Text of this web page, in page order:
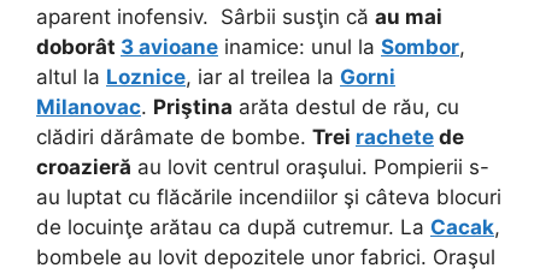
aparent inofensiv. Sârbii susţin că au mai
doborât 3 avioane inamice: unul la Sombor,
altul la Loznice, iar al treilea la Gorni
Milanovac. Priştina arăta destul de rău, cu
clădiri dărâmate de bombe. Trei rachete de
croazieră au lovit centrul oraşului. Pompierii s-
au luptat cu flăcările incendiilor şi câteva blocuri
de locuinţe arătau ca după cutremur. La Cacak,
bombele au lovit depozitele unor fabrici. Oraşul